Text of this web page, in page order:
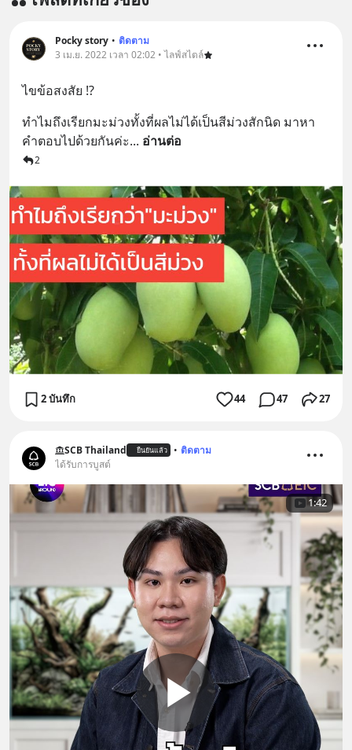
Pocky story • ติดตาม
3 เม.ย. 2022 เวลา 02:02 • ไลฟ์สไตล์
ไขข้อสงสัย !?
ทำไมถึงเรียกมะม่วงทั้งที่ผลไม่ได้เป็นสีม่วงสักนิด มาหา
คำตอบไปด้วยกันค่ะ... อ่านต่อ
2
2 บันทึก 44 47 27
SCB Thailand ยืนยันแล้ว • ติดตาม
ได้รับการบูสต์
1:42